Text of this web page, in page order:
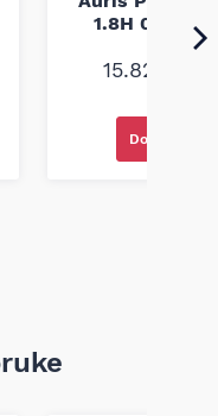
1.8H 08-
15.820,00
Dodaj u